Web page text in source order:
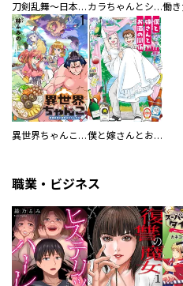
刀剣乱舞～日本号つれづれ酒～ カラちゃんとシトーさんと、 【分冊版】
異世界ちゃんこ～横綱目前に召喚されたんだが～ 【連載版】 僕と嫁さんとお酒の関係
職業・ビジネス